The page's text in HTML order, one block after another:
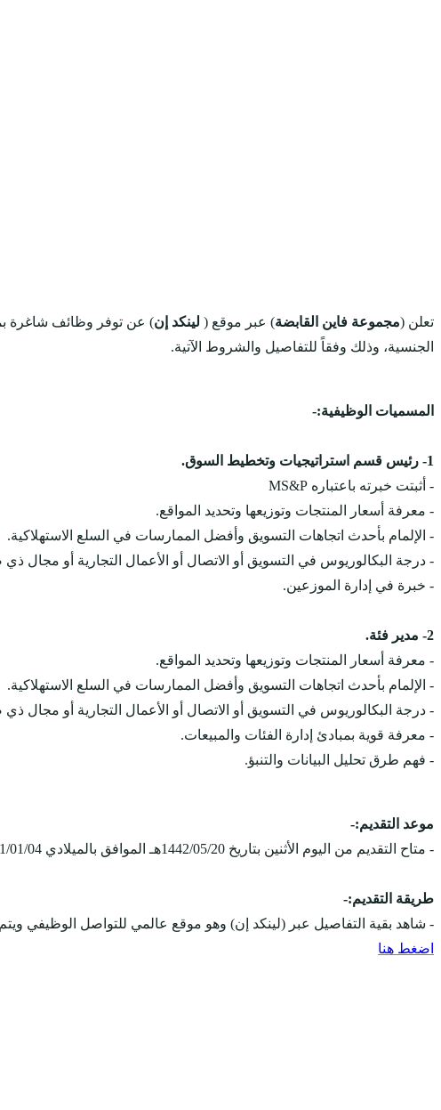
تعلن (مجموعة فاين القابضة) عبر موقع ( لينكد إن) عن توفر وظائف شاغرة
الجنسية، وذلك وفقاً للتفاصيل والشروط الآتية.
المسميات الوظيفية:-
1- رئيس قسم استراتيجيات وتخطيط السوق.
- أثبتت خبرته باعتباره MS&P
- معرفة أسعار المنتجات وتوزيعها وتحديد المواقع.
- الإلمام بأحدث اتجاهات التسويق وأفضل الممارسات في السلع الاستهلاكية.
- درجة البكالوريوس في التسويق أو الاتصال أو الأعمال التجارية أو مجال
- خبرة في إدارة الموزعين.
2- مدير فئة.
- معرفة أسعار المنتجات وتوزيعها وتحديد المواقع.
- الإلمام بأحدث اتجاهات التسويق وأفضل الممارسات في السلع الاستهلاكية.
- درجة البكالوريوس في التسويق أو الاتصال أو الأعمال التجارية أو مجال
- معرفة قوية بمبادئ إدارة الفئات والمبيعات.
- فهم طرق تحليل البيانات والتنبؤ.
موعد التقديم:-
- متاح التقديم من اليوم الأثنين بتاريخ 1442/05/20هـ الموافق بالميلادي 2021/01/04م، ويستمر التقديم على الوظائف حتى يتم الإكتفاء بالعدد المطلوب.
طريقة التقديم:-
- شاهد بقية التفاصيل عبر (لينكد إن) وهو موقع عالمي للتواصل
اضغط هنا